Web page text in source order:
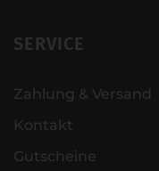
SERVICE
Zahlung & Versand
Kontakt
Gutscheine